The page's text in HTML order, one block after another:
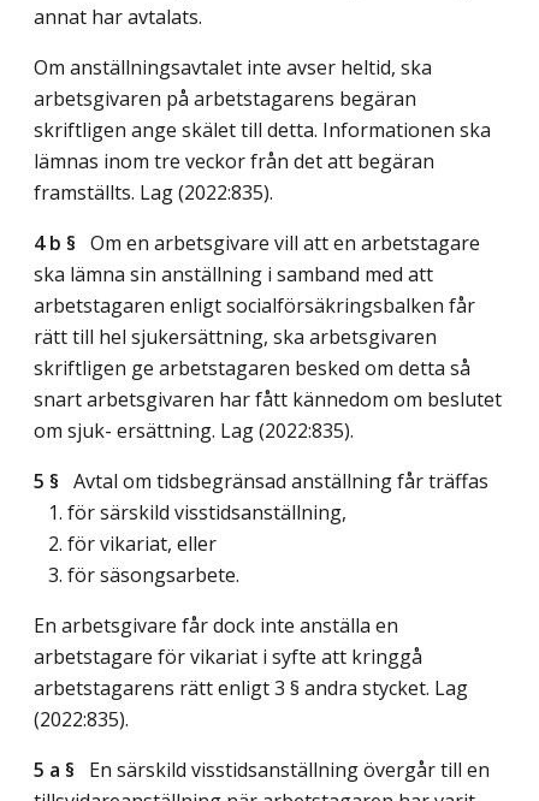
annat har avtalats.
Om anställningsavtalet inte avser heltid, ska
arbetsgivaren på arbetstagarens begäran
skriftligen ange skälet till detta. Informationen ska
lämnas inom tre veckor från det att begäran
framställts. Lag (2022:835).
4 b § Om en arbetsgivare vill att en arbetstagare
ska lämna sin anställning i samband med att
arbetstagaren enligt socialförsäkringsbalken får
rätt till hel sjukersättning, ska arbetsgivaren
skriftligen ge arbetstagaren besked om detta så
snart arbetsgivaren har fått kännedom om beslutet
om sjuk- ersättning. Lag (2022:835).
5 § Avtal om tidsbegränsad anställning får träffas
1. för särskild visstidsanställning,
2. för vikariat, eller
3. för säsongsarbete.
En arbetsgivare får dock inte anställa en
arbetstagare för vikariat i syfte att kringgå
arbetstagarens rätt enligt 3 § andra stycket. Lag
(2022:835).
5 a § En särskild visstidsanställning övergår till en